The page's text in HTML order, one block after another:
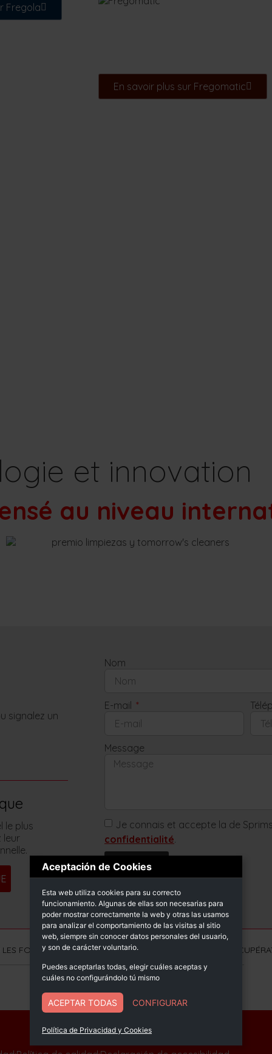
Fregola
En savoir plus sur Fregomatic
et innovation
au niveau
signalez un
le plus
leur
Nom
E-mail
Message
Je connais et accepte la de
confidentialité.
Enviar
FONDS NEXT GENERATION (EU) DU MÉCANISME DE
© Sprimsol 2025
Aceptación de Cookies
Esta web utiliza cookies para su correcto
funcionamiento. Algunas de ellas son necesarias para
poder mostrar correctamente la web y otras las usamos
para analizar el comportamiento de las visitas al sitio
web, siempre sin conocer datos personales del usuario,
y son de carácter voluntario.
Puedes aceptarlas todas, elegir cuáles aceptas y
cuáles no configurándolo tú mismo
ACEPTAR TODAS CONFIGURAR
Política de Privacidad y Cookies